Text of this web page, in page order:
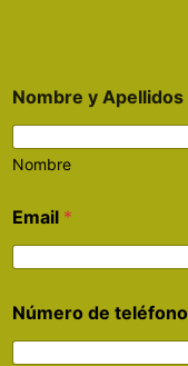
Nombre y Apellidos
Nombre
Email *
Número de teléfono